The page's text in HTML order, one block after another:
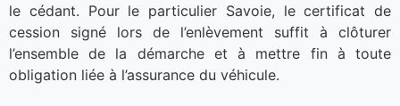
le cédant. Pour le particulier Savoie, le certificat de
cession signé lors de l’enlèvement suffit à clôturer
l’ensemble de la démarche et à mettre fin à toute
obligation liée à l’assurance du véhicule.